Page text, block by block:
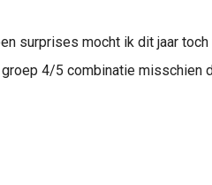
surprises mocht ik dit jaar
4/5 combinatie misschien